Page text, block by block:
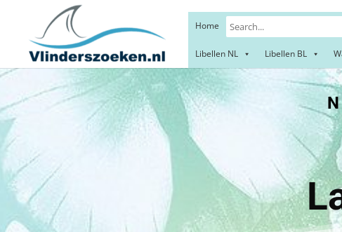
Home
Libellen NL Libellen BL